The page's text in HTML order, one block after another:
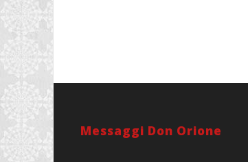
Messaggi Don Orione